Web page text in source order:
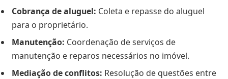
Cobrança de aluguel: Coleta e repasse do aluguel
para o proprietário.
Manutenção: Coordenação de serviços de
manutenção e reparos necessários no imóvel.
Mediação de conflitos: Resolução de questões entre